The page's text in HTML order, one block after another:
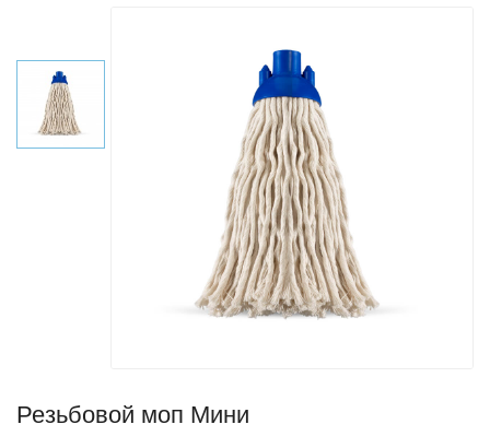
Резьбовой моп Мини